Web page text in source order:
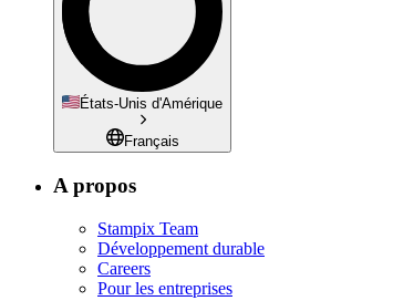
États-Unis d'Amérique
Français
A propos
Stampix Team
Développement durable
Careers
Pour les entreprises